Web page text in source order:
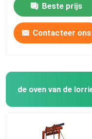
Beste prijs
Contacteer ons
de oven van de